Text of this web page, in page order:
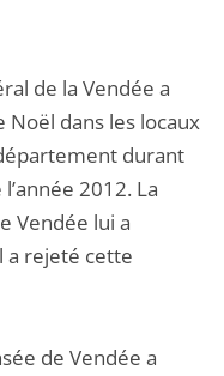
de la Vendée a
Noël dans les locaux
durant
2012. La
Vendée lui a
a rejeté cette
de Vendée a